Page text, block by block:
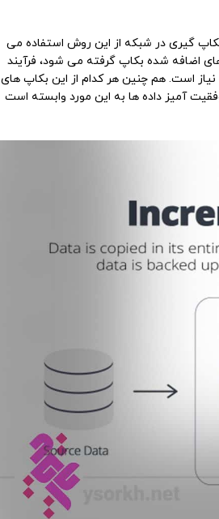
گیری در شبکه از این روش استفاده می
اضافه شده بکاپ گرفته می شود، فرآیند
است. هم چنین هر کدام از این بکاپ های
آمیز داده ها به این مورد وابسته است